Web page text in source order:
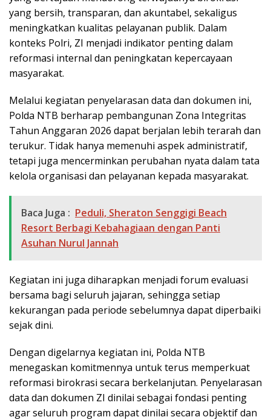
yang bersih, transparan, dan akuntabel, sekaligus
meningkatkan kualitas pelayanan publik. Dalam
konteks Polri, ZI menjadi indikator penting dalam
reformasi internal dan peningkatan kepercayaan
masyarakat.
Melalui kegiatan penyelarasan data dan dokumen ini,
Polda NTB berharap pembangunan Zona Integritas
Tahun Anggaran 2026 dapat berjalan lebih terarah dan
terukur. Tidak hanya memenuhi aspek administratif,
tetapi juga mencerminkan perubahan nyata dalam tata
kelola organisasi dan pelayanan kepada masyarakat.
Baca Juga : Peduli, Sheraton Senggigi Beach
Resort Berbagi Kebahagiaan dengan Panti
Asuhan Nurul Jannah
Kegiatan ini juga diharapkan menjadi forum evaluasi
bersama bagi seluruh jajaran, sehingga setiap
kekurangan pada periode sebelumnya dapat diperbaiki
sejak dini.
Dengan digelarnya kegiatan ini, Polda NTB
menegaskan komitmennya untuk terus memperkuat
reformasi birokrasi secara berkelanjutan. Penyelarasan
data dan dokumen ZI dinilai sebagai fondasi penting
agar seluruh program dapat dinilai secara objektif dan